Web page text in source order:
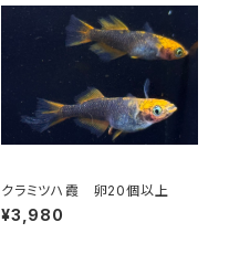
クラミツハ霞 卵20個以上
¥3,980